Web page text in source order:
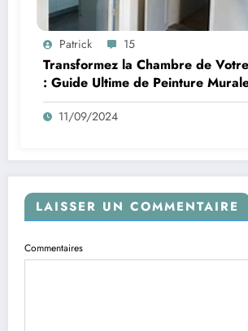
Patrick 15
Transformez la Chambre de
: Guide Ultime de Peinture
11/09/2024
LAISSER UN COMMENTAIRE
Commentaires